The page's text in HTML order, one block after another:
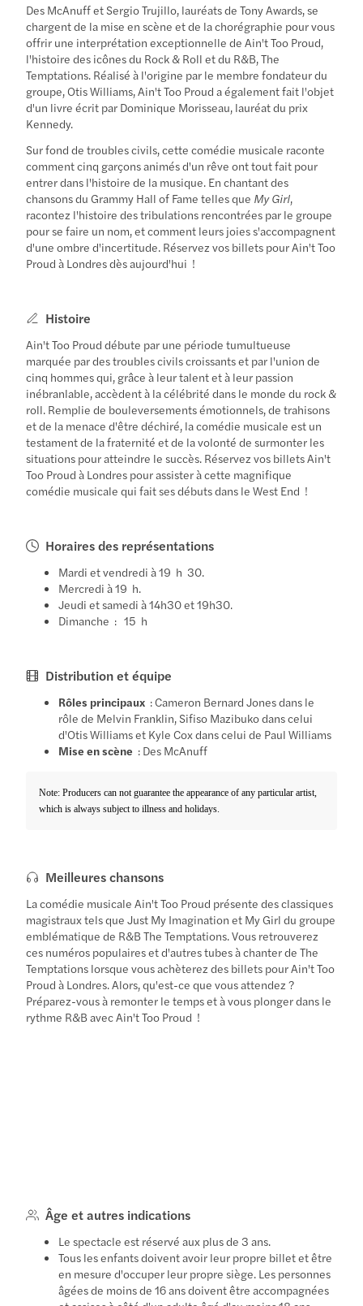
Des McAnuff et Sergio Trujillo, lauréats de Tony Awards, se
chargent de la mise en scène et de la chorégraphie pour vous
offrir une interprétation exceptionnelle de Ain't Too Proud,
l'histoire des icônes du Rock & Roll et du R&B, The
Temptations. Réalisé à l'origine par le membre fondateur du
groupe, Otis Williams, Ain't Too Proud a également fait l'objet
d'un livre écrit par Dominique Morisseau, lauréat du prix
Kennedy.
Sur fond de troubles civils, cette comédie musicale raconte
comment cinq garçons animés d'un rêve ont tout fait pour
entrer dans l'histoire de la musique. En chantant des
chansons du Grammy Hall of Fame telles que My Girl,
racontez l'histoire des tribulations rencontrées par le groupe
pour se faire un nom, et comment leurs joies s'accompagnent
d'une ombre d'incertitude. Réservez vos billets pour Ain't Too
Proud à Londres dès aujourd'hui !
Histoire
Ain't Too Proud débute par une période tumultueuse
marquée par des troubles civils croissants et par l'union de
cinq hommes qui, grâce à leur talent et à leur passion
inébranlable, accèdent à la célébrité dans le monde du rock &
roll. Remplie de bouleversements émotionnels, de trahisons
et de la menace d'être déchiré, la comédie musicale est un
testament de la fraternité et de la volonté de surmonter les
situations pour atteindre le succès. Réservez vos billets Ain't
Too Proud à Londres pour assister à cette magnifique
comédie musicale qui fait ses débuts dans le West End !
Horaires des représentations
Mardi et vendredi à 19 h 30.
Mercredi à 19 h.
Jeudi et samedi à 14h30 et 19h30.
Dimanche : 15 h
Distribution et équipe
Rôles principaux : Cameron Bernard Jones dans le
rôle de Melvin Franklin, Sifiso Mazibuko dans celui
d'Otis Williams et Kyle Cox dans celui de Paul Williams
Mise en scène : Des McAnuff
Note: Producers can not guarantee the appearance of any particular artist,
which is always subject to illness and holidays.
Meilleures chansons
La comédie musicale Ain't Too Proud présente des classiques
magistraux tels que Just My Imagination et My Girl du groupe
emblématique de R&B The Temptations. Vous retrouverez
ces numéros populaires et d'autres tubes à chanter de The
Temptations lorsque vous achèterez des billets pour Ain't Too
Proud à Londres. Alors, qu'est-ce que vous attendez ?
Préparez-vous à remonter le temps et à vous plonger dans le
rythme R&B avec Ain't Too Proud !
Âge et autres indications
Le spectacle est réservé aux plus de 3 ans.
Tous les enfants doivent avoir leur propre billet et être
en mesure d'occuper leur propre siège. Les personnes
âgées de moins de 16 ans doivent être accompagnées